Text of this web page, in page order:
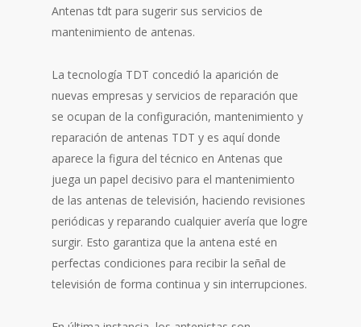
Antenas tdt para sugerir sus servicios de
mantenimiento de antenas.
La tecnología TDT concedió la aparición de
nuevas empresas y servicios de reparación que
se ocupan de la configuración, mantenimiento y
reparación de antenas TDT y es aquí donde
aparece la figura del técnico en Antenas que
juega un papel decisivo para el mantenimiento
de las antenas de televisión, haciendo revisiones
periódicas y reparando cualquier avería que logre
surgir. Esto garantiza que la antena esté en
perfectas condiciones para recibir la señal de
televisión de forma continua y sin interrupciones.